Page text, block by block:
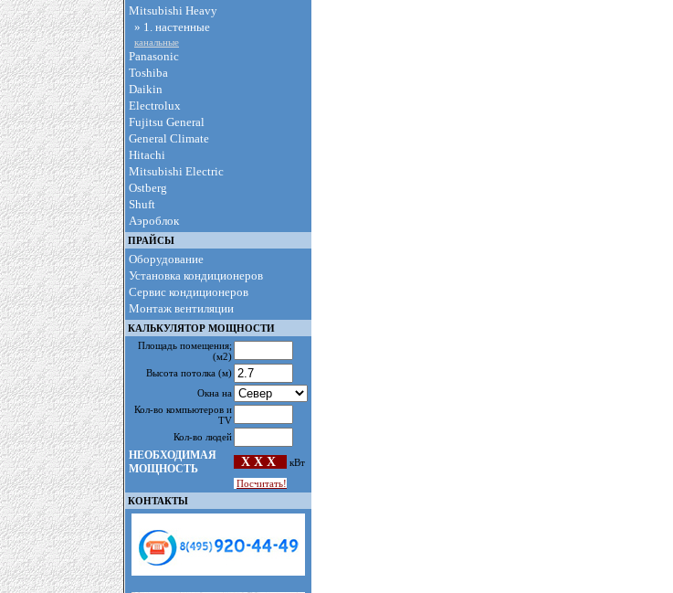
Mitsubishi Heavy
» 1. настенные
канальные
Panasonic
Toshiba
Daikin
Electrolux
Fujitsu General
General Climate
Hitachi
Mitsubishi Electric
Ostberg
Shuft
Аэроблок
ПРАЙСЫ
Оборудование
Установка кондиционеров
Сервис кондиционеров
Монтаж вентиляции
КАЛЬКУЛЯТОР МОЩНОСТИ
Площадь помещения;
(м2)
Высота потолка (м)
Окна на
Кол-во компьютеров и
TV
Кол-во людей
НЕОБХОДИМАЯ
МОЩНОСТЬ
X X X
кВт
Посчитать!
КОНТАКТЫ